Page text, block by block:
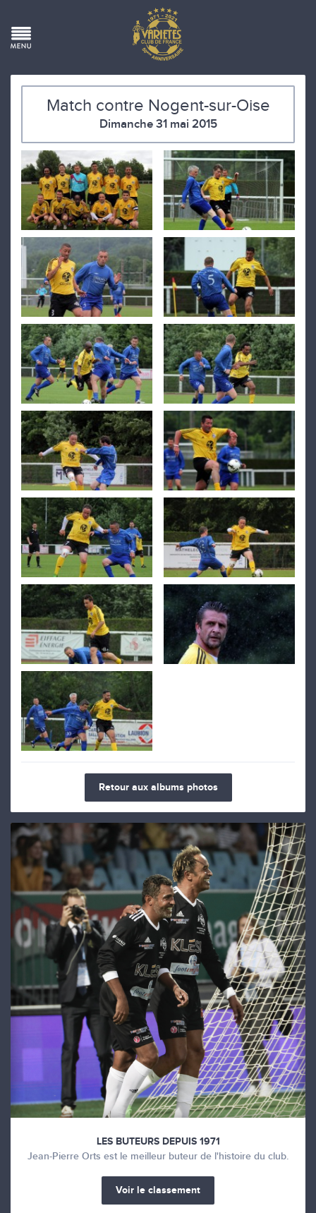
Match contre Nogent-sur-Oise
Dimanche 31 mai 2015
Retour aux albums photos
LES BUTEURS DEPUIS 1971
Jean-Pierre Orts est le meilleur buteur de l'histoire du club.
Voir le classement